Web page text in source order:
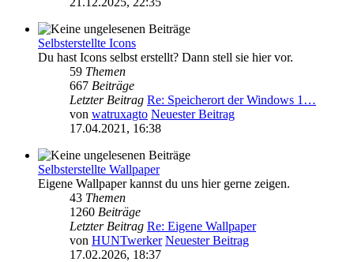
Selbsterstellte Icons
Du hast Icons selbst erstellt? Dann stell sie hier vor.
59 Themen
667 Beiträge
Letzter Beitrag Re: Speicherort der Windows 1…
von watruxagto Neuester Beitrag
17.04.2021, 16:38
Selbsterstellte Wallpaper
Eigene Wallpaper kannst du uns hier gerne zeigen.
43 Themen
1260 Beiträge
Letzter Beitrag Re: Eigene Wallpaper
von HUNTwerker Neuester Beitrag
17.02.2026, 18:37